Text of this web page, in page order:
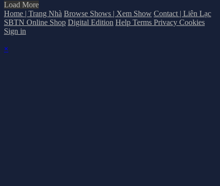
Load More
Home | Trang Nhà Browse Shows | Xem Show Contact | Liên Lạc
SBTN Online Shop Digital Edition Help Terms Privacy Cookies
Sign in
×